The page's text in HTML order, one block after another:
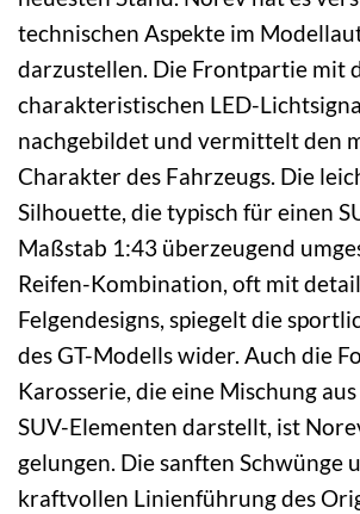
technischen Aspekte im
darzustellen. Die Frontpartie mit
charakteristischen LED-
nachgebildet und vermittelt den
Charakter des Fahrzeugs. Die
Silhouette, die typisch für einen
Maßstab 1:43 überzeugend
Reifen-Kombination, oft mit
Felgendesigns, spiegelt die
des GT-Modells wider. Auch die
Karosserie, die eine Mischung
SUV-Elementen darstellt, ist
gelungen. Die sanften Schwünge
kraftvollen Linienführung des